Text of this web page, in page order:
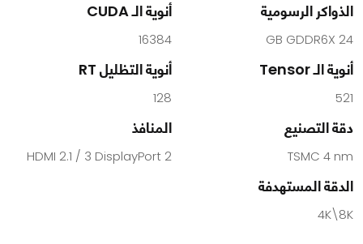
الذواكر الرسومية
24 GB GDDR6X
أنوية الـ CUDA
16384
أنوية الـ Tensor
521
أنوية التظليل RT
128
دقة التصنيع
TSMC 4 nm
المنافذ
2 HDMI 2.1 / 3 DisplayPort
الدقة المستهدفة
4K\8K